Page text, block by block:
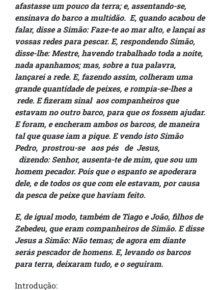
afastasse um pouco da terra; e, assentando-se,
ensinava do barco a multidão. E, quando acabou de
falar, disse a Simão: Faze-te ao mar alto, e lançai as
vossas redes para pescar. E, respondendo Simão,
disse-lhe: Mestre, havendo trabalhado toda a noite,
nada apanhamos; mas, sobre a tua palavra,
lançarei a rede. E, fazendo assim, colheram uma
grande quantidade de peixes, e rompia-se-lhes a
rede. E fizeram sinal aos companheiros que
estavam no outro barco, para que os fossem ajudar.
E foram, e encheram ambos os barcos, de maneira
tal que quase iam a pique. E vendo isto Simão
Pedro, prostrou-se aos pés de Jesus,
dizendo:Senhor, ausenta-te de mim, que sou um
homem pecador. Pois que o espanto se apoderara
dele, e de todos os que com ele estavam, por causa
da pesca de peixe que haviam feito.
E, de igual modo, também de Tiago e João, filhos de
Zebedeu, que eram companheiros de Simão. E disse
Jesus a Simão: Não temas; de agora em diante
serás pescador de homens. E, levando os barcos
para terra, deixaram tudo, e o seguiram.
Introdução: